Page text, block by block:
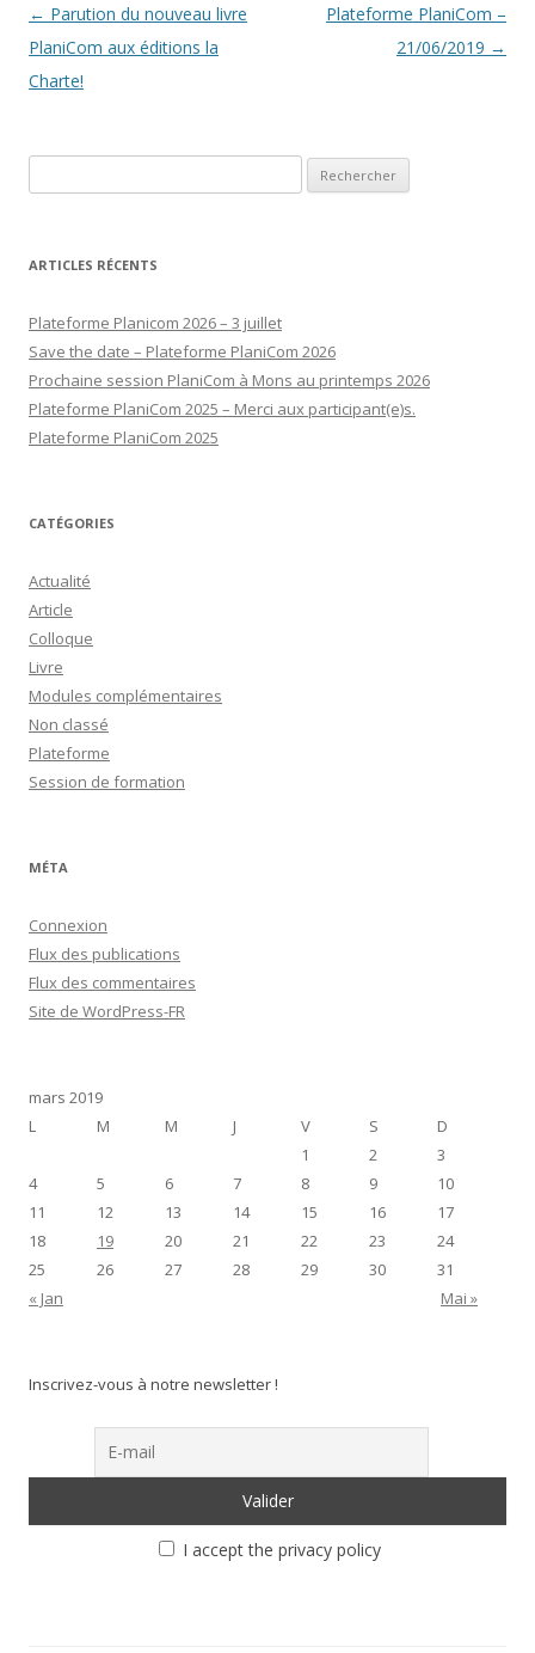
Navigation
des
articles
← Parution du nouveau livre
PlaniCom aux éditions la
Charte!
Plateforme PlaniCom –
21/06/2019 →
ARTICLES RÉCENTS
Plateforme Planicom 2026 – 3 juillet
Save the date – Plateforme PlaniCom 2026
Prochaine session PlaniCom à Mons au printemps 2026
Plateforme PlaniCom 2025 – Merci aux participant(e)s.
Plateforme PlaniCom 2025
CATÉGORIES
Actualité
Article
Colloque
Livre
Modules complémentaires
Non classé
Plateforme
Session de formation
MÉTA
Connexion
Flux des publications
Flux des commentaires
Site de WordPress-FR
mars 2019
L
M M J V S
D
1
2
3
4
5 6 7 8 9
10
11
12 13 14 15 16
17
18
19 20 21 22 23
24
25
26 27 28 29 30
31
« Jan
Mai »
Inscrivez-vous à notre newsletter !
I accept the privacy policy